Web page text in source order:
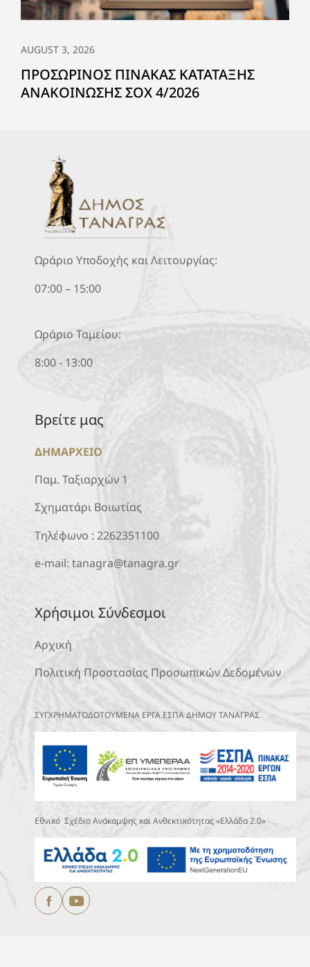
AUGUST 3, 2026
ΠΡΟΣΩΡΙΝΟΣ ΠΙΝΑΚΑΣ ΚΑΤΑΤΑΞΗΣ
ΑΝΑΚΟΙΝΩΣΗΣ ΣΟΧ 4/2026
Ωράριο Υποδοχής και Λειτουργίας:
07:00 – 15:00
Ωράριο Ταμείου:
8:00 - 13:00
Βρείτε μας
ΔΗΜΑΡΧΕΙΟ
Παμ. Ταξιαρχών 1
Σχηματάρι Βοιωτίας
Τηλέφωνο : 2262351100
e-mail: tanagra@tanagra.gr
Χρήσιμοι Σύνδεσμοι
Αρχική
Πολιτική Προστασίας Προσωπικών Δεδομένων
ΣΥΓΧΡΗΜΑΤΟΔΟΤΟΥΜΕΝΑ ΕΡΓΑ ΕΣΠΑ ΔΗΜΟΥ ΤΑΝΑΓΡΑΣ
Εθνικό Σχέδιο Ανάκαμψης και Ανθεκτικότητας «Ελλάδα 2.0»